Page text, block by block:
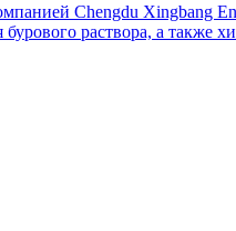
Chengdu Xingbang
раствора, а также